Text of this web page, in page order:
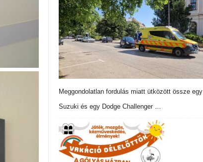
Meggondolatlan fordulás miatt ütközött össze egy
Suzuki és egy Dodge Challenger …